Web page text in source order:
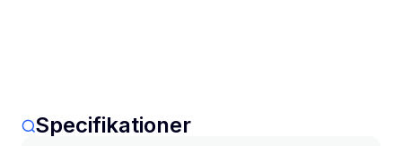
Specifikationer